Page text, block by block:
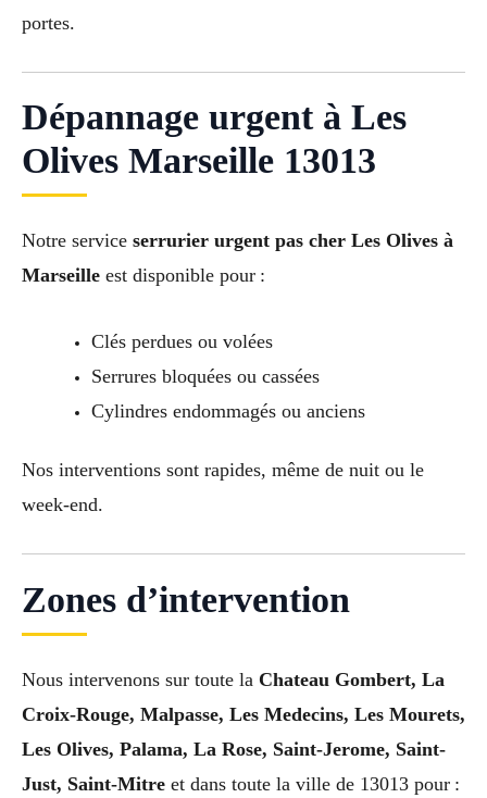
portes.
Dépannage urgent à Les
Olives Marseille 13013
Notre service serrurier urgent pas cher Les Olives à
Marseille est disponible pour :
Clés perdues ou volées
Serrures bloquées ou cassées
Cylindres endommagés ou anciens
Nos interventions sont rapides, même de nuit ou le
week-end.
Zones d’intervention
Nous intervenons sur toute la Chateau Gombert, La
Croix-Rouge, Malpasse, Les Medecins, Les Mourets,
Les Olives, Palama, La Rose, Saint-Jerome, Saint-
Just, Saint-Mitre et dans toute la ville de 13013 pour :